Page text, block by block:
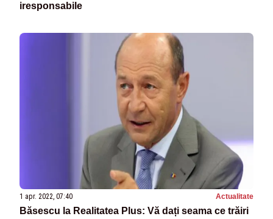
iresponsabile
1 apr. 2022, 07:40 Actualitate
Băsescu la Realitatea Plus: Vă dați seama ce trăiri